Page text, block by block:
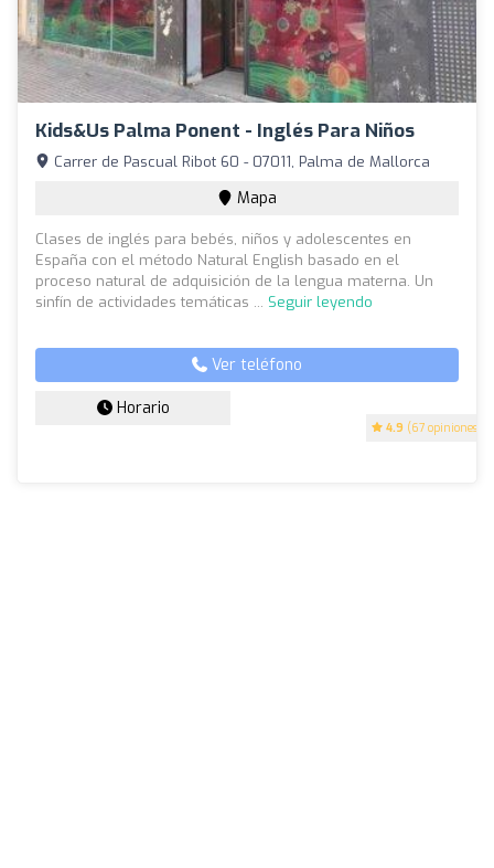
Kids&Us Palma Ponent - Inglés Para Niños
4.9 (67 opiniones)
Carrer de Pascual Ribot 60 - 07011, Palma de Mallorca
Mapa
Clases de inglés para bebés, niños y adolescentes en
España con el método Natural English basado en el
proceso natural de adquisición de la lengua materna. Un
sinfín de actividades temáticas ... Seguir leyendo
Ver teléfono
Horario